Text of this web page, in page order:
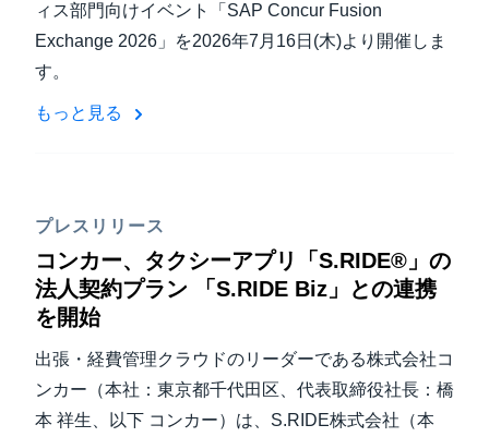
ィス部門向けイベント「SAP Concur Fusion
Exchange 2026」を2026年7月16日(木)より開催しま
す。
もっと見る
プレスリリース
コンカー、タクシーアプリ「S.RIDE®」の
法人契約プラン 「S.RIDE Biz」との連携
を開始
出張・経費管理クラウドのリーダーである株式会社コ
ンカー（本社：東京都千代田区、代表取締役社長：橋
本 祥生、以下 コンカー）は、S.RIDE株式会社（本